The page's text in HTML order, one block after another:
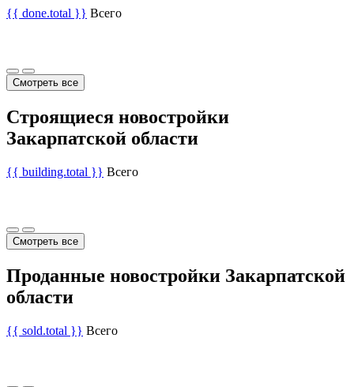
{{ done.total }} Всего
Смотреть все
Строящиеся новостройки
Закарпатской области
{{ building.total }} Всего
Смотреть все
Проданные новостройки Закарпатской
области
{{ sold.total }} Всего